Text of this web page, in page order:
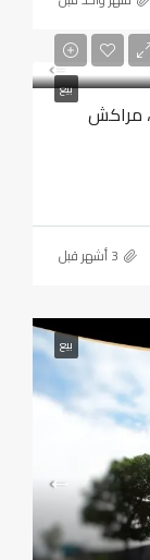
بيع
بيع